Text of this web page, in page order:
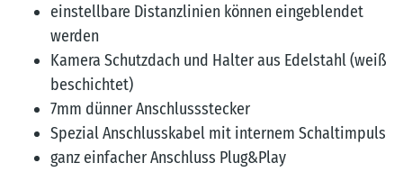
einstellbare Distanzlinien können eingeblendet
werden
Kamera Schutzdach und Halter aus Edelstahl (weiß
beschichtet)
7mm dünner Anschlussstecker
Spezial Anschlusskabel mit internem Schaltimpuls
ganz einfacher Anschluss Plug&Play